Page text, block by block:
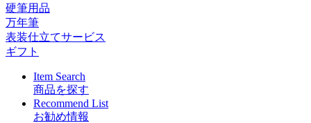
硬筆用品
万年筆
表装仕立てサービス
ギフト
Item Search
商品を探す
Recommend List
お勧め情報